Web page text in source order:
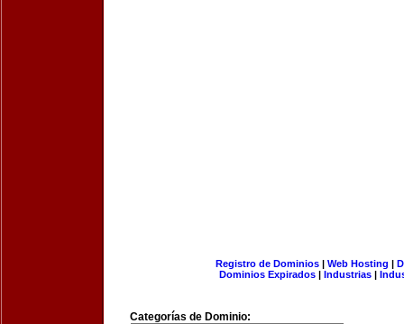
Registro de Dominios| Web Hosting |
Dominios Expirados | Industrias |
Categorías de Dominio: